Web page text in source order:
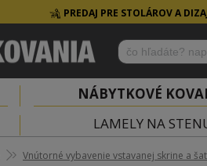
PREDAJ PRE STOLÁROV A
NÁBYTKOVÉ
LAMELY NA
Vnútorné vybavenie vstavanej skrine a